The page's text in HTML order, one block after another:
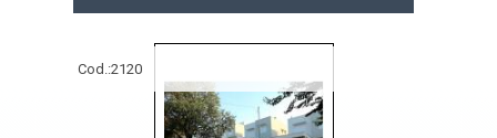
Cod.:2120